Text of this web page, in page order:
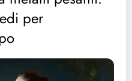
per